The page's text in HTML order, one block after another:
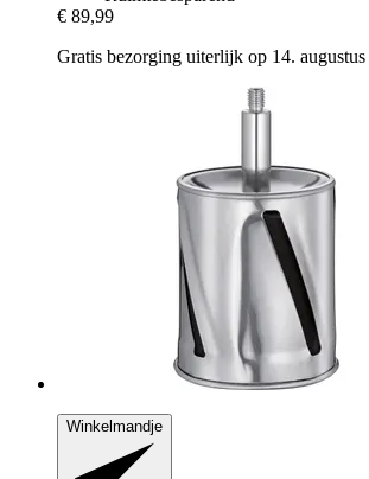
€ 89,99
Gratis bezorging uiterlijk op 14. augustus
Winkelmandje